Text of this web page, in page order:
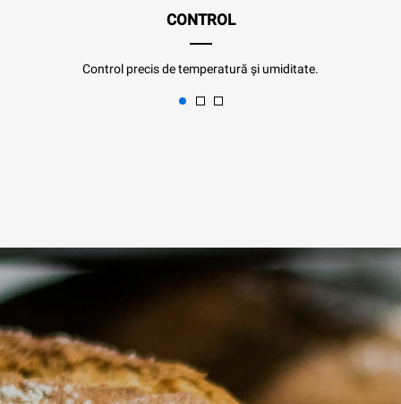
CONTROL
Control precis de temperatură și umiditate.